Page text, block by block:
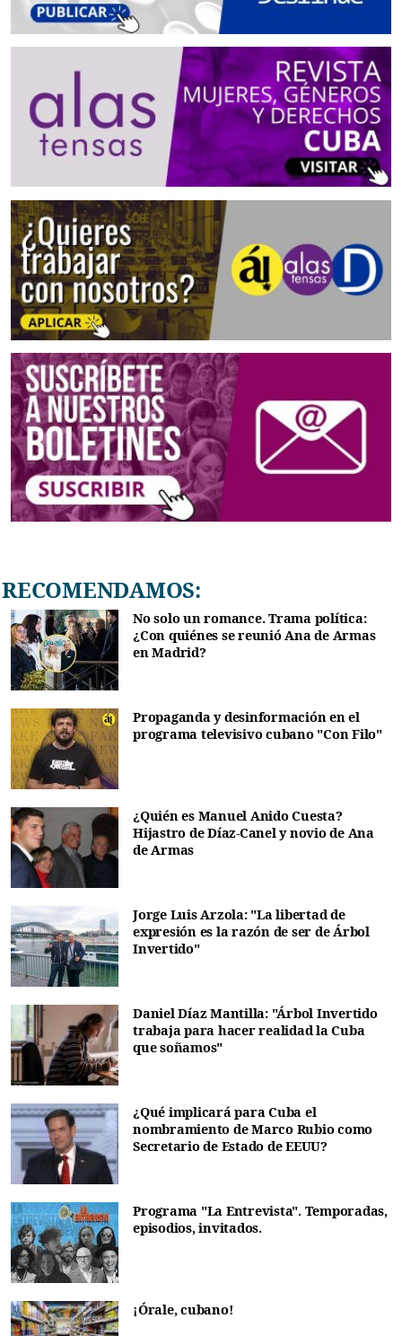
RECOMENDAMOS:
No solo un romance. Trama política:
¿Con quiénes se reunió Ana de Armas
en Madrid?
Propaganda y desinformación en el
programa televisivo cubano "Con Filo"
¿Quién es Manuel Anido Cuesta?
Hijastro de Díaz-Canel y novio de Ana
de Armas
Jorge Luis Arzola: "La libertad de
expresión es la razón de ser de Árbol
Invertido"
Daniel Díaz Mantilla: "Árbol Invertido
trabaja para hacer realidad la Cuba
que soñamos"
¿Qué implicará para Cuba el
nombramiento de Marco Rubio como
Secretario de Estado de EEUU?
Programa "La Entrevista". Temporadas,
episodios, invitados.
¡Órale, cubano!